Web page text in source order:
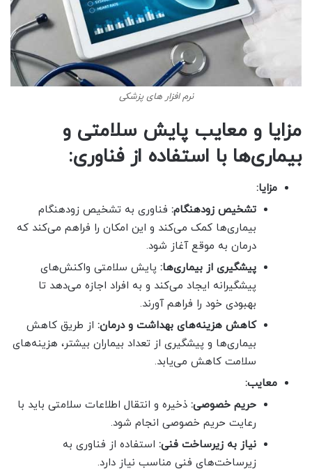
نرم افزار های پزشکی
مزایا و معایب پایش سلامتی و
بیماری‌ها با استفاده از فناوری:
مزایا:
تشخیص زودهنگام: فناوری به تشخیص زودهنگام
بیماری‌ها کمک می‌کند و این امکان را فراهم می‌کند که
درمان به موقع آغاز شود.
پیشگیری از بیماری‌ها: پایش سلامتی واکنش‌های
پیشگیرانه ایجاد می‌کند و به افراد اجازه می‌دهد تا
بهبودی خود را فراهم آورند.
کاهش هزینه‌های بهداشت و درمان: از طریق کاهش
بیماری‌ها و پیشگیری از تعداد بیماران بیشتر، هزینه‌های
سلامت کاهش می‌یابد.
معایب:
حریم خصوصی: ذخیره و انتقال اطلاعات سلامتی باید با
رعایت حریم خصوصی انجام شود.
نیاز به زیرساخت فنی: استفاده از فناوری به
زیرساخت‌های فنی مناسب نیاز دارد.